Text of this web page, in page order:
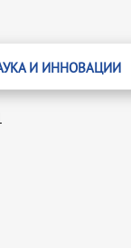
И ИННОВАЦИИ